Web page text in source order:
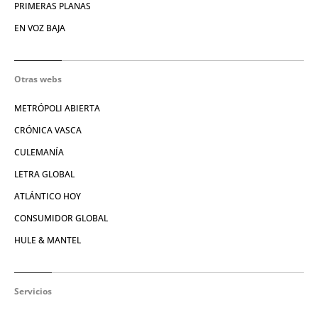
PRIMERAS PLANAS
EN VOZ BAJA
Otras webs
METRÓPOLI ABIERTA
CRÓNICA VASCA
CULEMANÍA
LETRA GLOBAL
ATLÁNTICO HOY
CONSUMIDOR GLOBAL
HULE & MANTEL
Servicios